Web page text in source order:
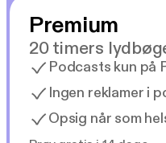
Premium
20 timers
Podcasts kun på
Ingen reklamer i
Opsig når som